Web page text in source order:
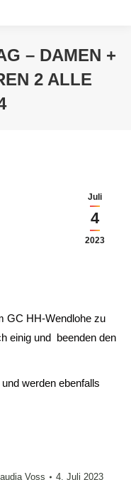
– DAMEN +
2 ALLE
Juli
4
2023
GC HH-Wendlohe zu
einig und beenden den
werden ebenfalls
Voss 4. Juli 2023